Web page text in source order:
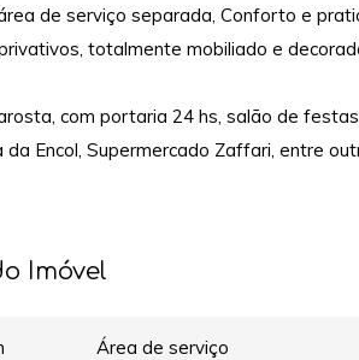
de serviço separada, Conforto e
totalmente mobiliado e
com portaria 24 hs, salão de
Encol, Supermercado Zaffari, entre
Imóvel
Área de serviço